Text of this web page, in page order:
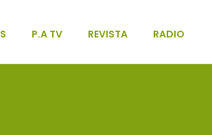
P.A TV REVISTA RADIO